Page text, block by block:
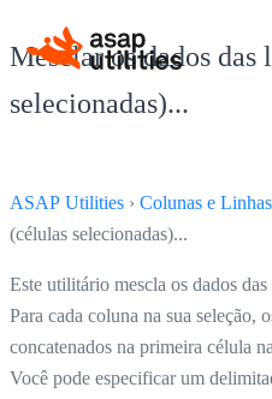
Mesclar os dados das
selecionadas)...
ASAP Utilities › Colunas e Linhas
(células selecionadas)...
Este utilitário mescla os dados
Para cada coluna na sua seleção,
concatenados na primeira célula
Você pode especificar um